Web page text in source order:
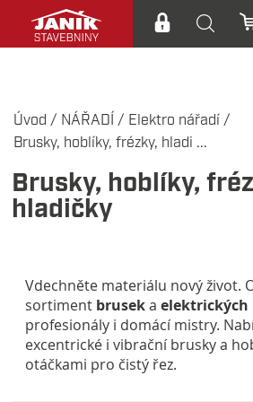
Úvod / NÁŘADÍ / Elektro nářadí /
Brusky, hoblíky, frézky, hladi ...
Brusky, hoblíky,
hladičky
Vdechněte materiálu nový život.
sortiment bruseka
profesionály i domácí mistry.
excentrické i vibrační brusky a
otáčkami pro čistý řez.